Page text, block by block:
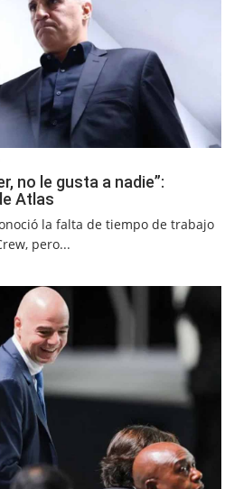
no le gusta a nadie”:
Atlas
la falta de tiempo de trabajo
pero...